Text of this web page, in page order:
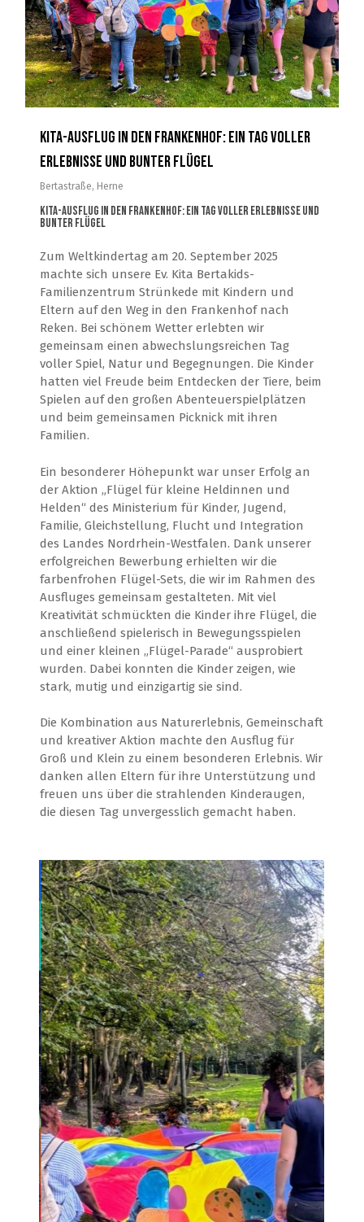
Kita-Ausflug in den Frankenhof: Ein Tag voller
Erlebnisse und bunter Flügel
Bertastraße, Herne
Kita-Ausflug in den Frankenhof: Ein Tag voller Erlebnisse und
bunter Flügel
Zum Weltkindertag am 20. September 2025
machte sich unsere Ev. Kita Bertakids-
Familienzentrum Strünkede mit Kindern und
Eltern auf den Weg in den Frankenhof nach
Reken. Bei schönem Wetter erlebten wir
gemeinsam einen abwechslungsreichen Tag
voller Spiel, Natur und Begegnungen. Die Kinder
hatten viel Freude beim Entdecken der Tiere, beim
Spielen auf den großen Abenteuerspielplätzen
und beim gemeinsamen Picknick mit ihren
Familien.
Ein besonderer Höhepunkt war unser Erfolg an
der Aktion „Flügel für kleine Heldinnen und
Helden“ des Ministerium für Kinder, Jugend,
Familie, Gleichstellung, Flucht und Integration
des Landes Nordrhein-Westfalen. Dank unserer
erfolgreichen Bewerbung erhielten wir die
farbenfrohen Flügel-Sets, die wir im Rahmen des
Ausfluges gemeinsam gestalteten. Mit viel
Kreativität schmückten die Kinder ihre Flügel, die
anschließend spielerisch in Bewegungsspielen
und einer kleinen „Flügel-Parade“ ausprobiert
wurden. Dabei konnten die Kinder zeigen, wie
stark, mutig und einzigartig sie sind.
Die Kombination aus Naturerlebnis, Gemeinschaft
und kreativer Aktion machte den Ausflug für
Groß und Klein zu einem besonderen Erlebnis. Wir
danken allen Eltern für ihre Unterstützung und
freuen uns über die strahlenden Kinderaugen,
die diesen Tag unvergesslich gemacht haben.